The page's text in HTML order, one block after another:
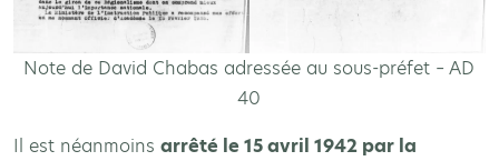
Note de David Chabas adressée au sous-préfet – AD
40
Il est néanmoins arrêté le 15 avril 1942 par la